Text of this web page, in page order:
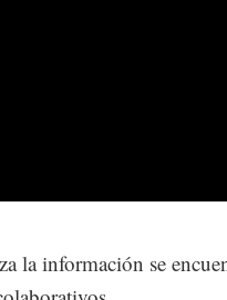
la información se